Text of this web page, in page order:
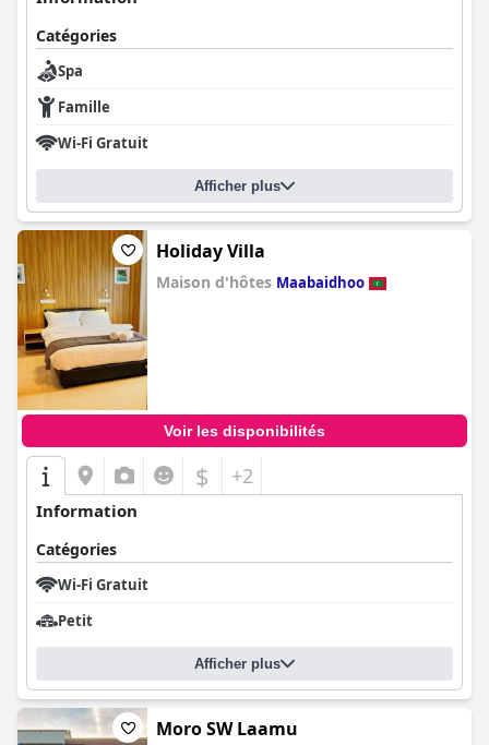
Catégories
Spa
Famille
Wi-Fi Gratuit
Afficher plus
Holiday Villa
Maison d'hôtes Maabaidhoo
Voir les disponibilités
$ +2
Information
Catégories
Wi-Fi Gratuit
Petit
Afficher plus
Moro SW Laamu